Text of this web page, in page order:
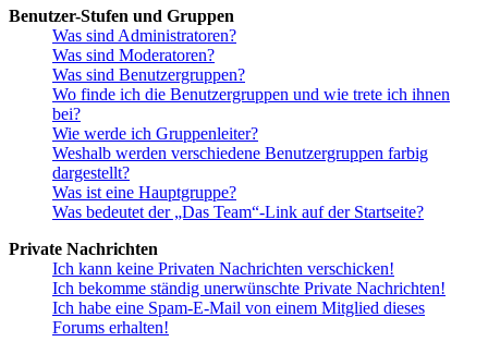
Benutzer-Stufen und Gruppen
Was sind Administratoren?
Was sind Moderatoren?
Was sind Benutzergruppen?
Wo finde ich die Benutzergruppen und wie trete ich ihnen
bei?
Wie werde ich Gruppenleiter?
Weshalb werden verschiedene Benutzergruppen farbig
dargestellt?
Was ist eine Hauptgruppe?
Was bedeutet der „Das Team“-Link auf der Startseite?
Private Nachrichten
Ich kann keine Privaten Nachrichten verschicken!
Ich bekomme ständig unerwünschte Private Nachrichten!
Ich habe eine Spam-E-Mail von einem Mitglied dieses
Forums erhalten!